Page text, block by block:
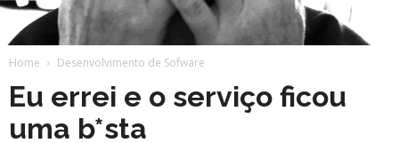
Home Desenvolvimento de Sofware
Eu errei e o serviço ficou
uma b*sta